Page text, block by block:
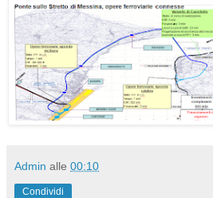
Admin alle 00:10
Condividi